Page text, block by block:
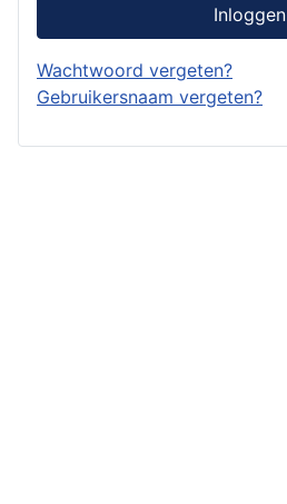
Inloggen
Wachtwoord vergeten?
Gebruikersnaam vergeten?